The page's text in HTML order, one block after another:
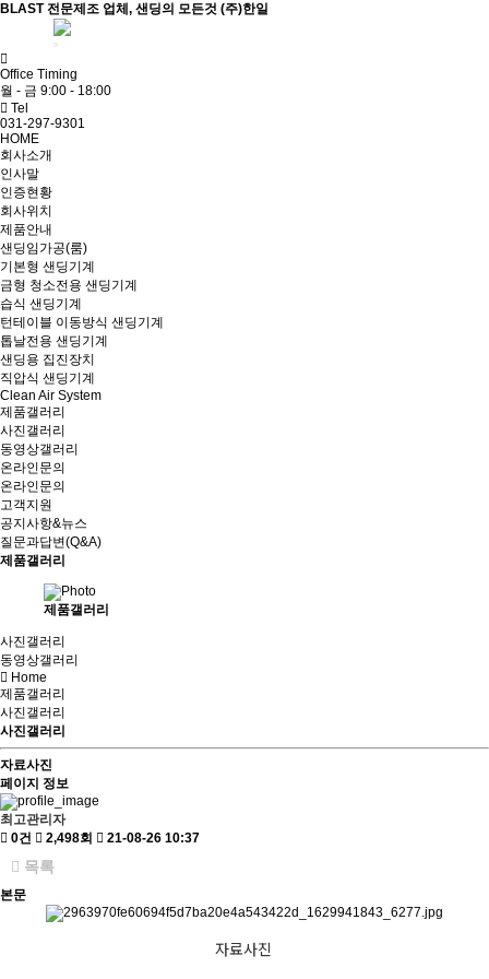
BLAST 전문제조 업체, 샌딩의 모든것 (주)한일
Office Timing
월 - 금 9:00 - 18:00
Tel
031-297-9301
HOME
회사소개
인사말
인증현황
회사위치
제품안내
샌딩임가공(룸)
기본형 샌딩기계
금형 청소전용 샌딩기계
습식 샌딩기계
턴테이블 이동방식 샌딩기계
톱날전용 샌딩기계
샌딩용 집진장치
직압식 샌딩기계
Clean Air System
제품갤러리
사진갤러리
동영상갤러리
온라인문의
온라인문의
고객지원
공지사항&뉴스
질문과답변(Q&A)
제품갤러리
제품갤러리
사진갤러리
동영상갤러리
Home
제품갤러리
사진갤러리
사진갤러리
자료사진
페이지 정보
최고관리자
0건
2,498회 21-08-26 10:37
목록
본문
자료사진